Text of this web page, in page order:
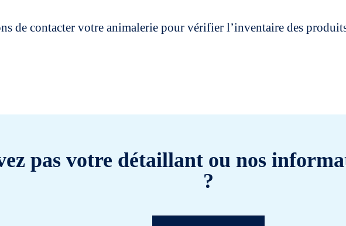
de contacter votre animalerie pour vérifier l’inventaire des
pas votre détaillant ou nos
?